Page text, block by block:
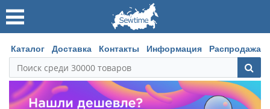
Каталог Доставка Контакты Информация Распродажа